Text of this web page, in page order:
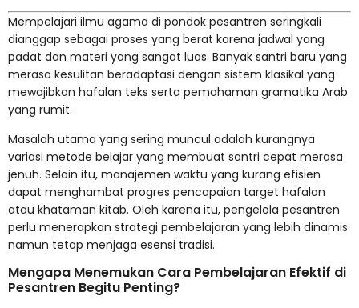
Mempelajari ilmu agama di pondok pesantren seringkali
dianggap sebagai proses yang berat karena jadwal yang
padat dan materi yang sangat luas. Banyak santri baru yang
merasa kesulitan beradaptasi dengan sistem klasikal yang
mewajibkan hafalan teks serta pemahaman gramatika Arab
yang rumit.
Masalah utama yang sering muncul adalah kurangnya
variasi metode belajar yang membuat santri cepat merasa
jenuh. Selain itu, manajemen waktu yang kurang efisien
dapat menghambat progres pencapaian target hafalan
atau khataman kitab. Oleh karena itu, pengelola pesantren
perlu menerapkan strategi pembelajaran yang lebih dinamis
namun tetap menjaga esensi tradisi.
Mengapa Menemukan Cara Pembelajaran Efektif di
Pesantren Begitu Penting?